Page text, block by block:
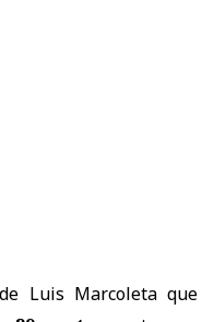
Luis Marcoleta que